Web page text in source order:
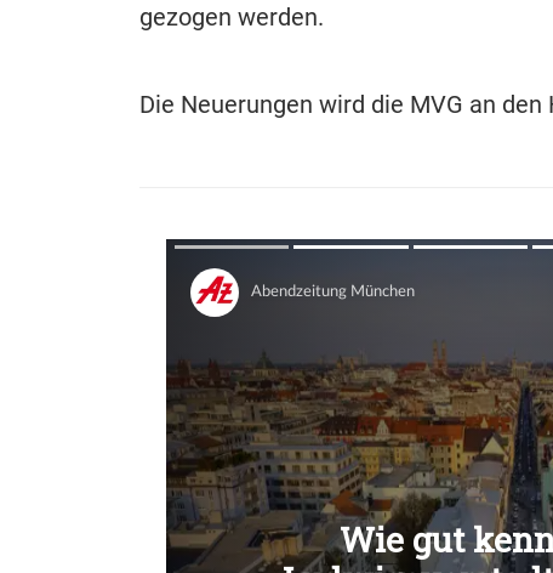
gezogen werden.
Die Neuerungen wird die MVG an